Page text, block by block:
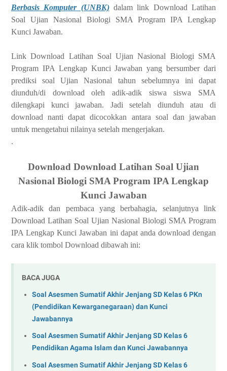
Berbasis Komputer (UNBK)dalam link Download Latihan
Soal Ujian Nasional Biologi SMA Program IPA Lengkap
Kunci Jawaban.
Link Download Latihan Soal Ujian Nasional Biologi SMA
Program IPA Lengkap Kunci Jawaban yang bersumber dari
prediksi soal Ujian Nasional tahun sebelumnya ini dapat
diunduh/di download oleh adik-adik siswa siswa SMA
dilengkapi kunci jawaban. Jadi setelah diunduh atau di
download nanti dapat dicocokkan antara soal dan jawaban
untuk mengetahui nilainya setelah mengerjakan.
.
Download Download Latihan Soal Ujian
Nasional Biologi SMA Program IPA Lengkap
Kunci Jawaban
Adik-adik dan pembaca yang berbahagia, selanjutnya link
Download Latihan Soal Ujian Nasional Biologi SMA Program
IPA Lengkap Kunci Jawaban ini dapat anda download dengan
cara klik tombol Download dibawah ini:
BACA JUGA
Soal Asesmen Sumatif Akhir Jenjang SD Kelas 6 PKn
(Pendidikan Kewarganegaraan) dan Kunci
Jawabannya
Soal Asesmen Sumatif Akhir Jenjang SD Kelas 6
Pendidikan Agama Islam dan Kunci Jawabannya
Soal Asesmen Sumatif Akhir Jenjang SD Kelas 6